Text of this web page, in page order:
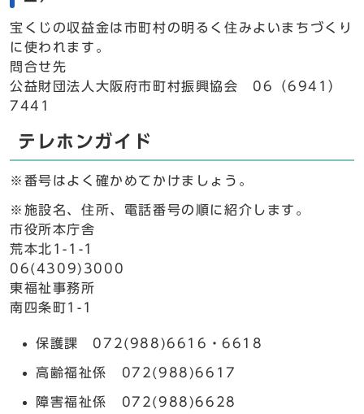
宝くじの収益金は市町村の明るく住みよいまちづくり
に使われます。
問合せ先
公益財団法人大阪府市町村振興協会 06（6941）
7441
テレホンガイド
※番号はよく確かめてかけましょう。
※施設名、住所、電話番号の順に紹介します。
市役所本庁舎
荒本北1-1-1
06(4309)3000
東福祉事務所
南四条町1-1
保護課 072(988)6616・6618
高齢福祉係 072(988)6617
障害福祉係 072(988)6628